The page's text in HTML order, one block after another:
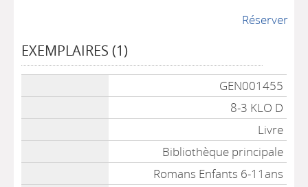
Réserver
EXEMPLAIRES (1)
GEN001455
8-3 KLO D
Livre
Bibliothèque principale
Romans Enfants 6-11ans